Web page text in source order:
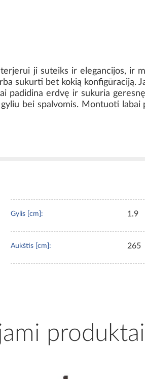
ji suteiks ir elegancijos, ir
sukurti bet kokią konfigūraciją.
padidina erdvę ir sukuria
bei spalvomis. Montuoti labai
Gylis [cm]: 1.9
Aukštis [cm]: 265
produktai